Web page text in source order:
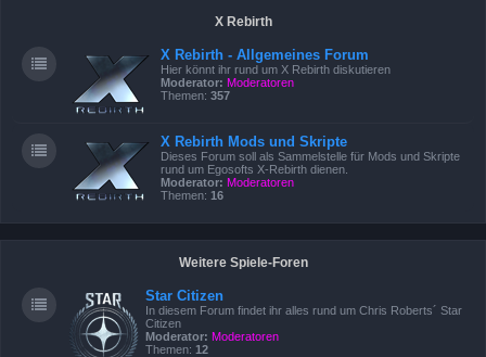
X Rebirth
X Rebirth - Allgemeines Forum
Hier könnt ihr rund um X Rebirth diskutieren
Moderator: Moderatoren
Themen: 357
X Rebirth Mods und Skripte
Dieses Forum soll als Sammelstelle für Mods und Skripte
rund um Egosofts X-Rebirth dienen.
Moderator: Moderatoren
Themen: 16
Weitere Spiele-Foren
Star Citizen
In diesem Forum findet ihr alles rund um Chris Roberts´ Star
Citizen
Moderator: Moderatoren
Themen: 12